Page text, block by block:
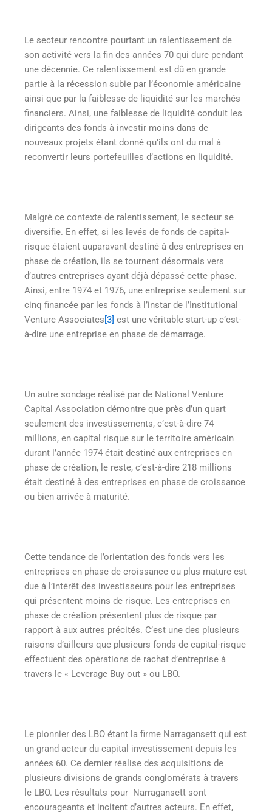
Le secteur rencontre pourtant un ralentissement de
son activité vers la fin des années 70 qui dure pendant
une décennie. Ce ralentissement est dû en grande
partie à la récession subie par l’économie américaine
ainsi que par la faiblesse de liquidité sur les marchés
financiers. Ainsi, une faiblesse de liquidité conduit les
dirigeants des fonds à investir moins dans de
nouveaux projets étant donné qu’ils ont du mal à
reconvertir leurs portefeuilles d’actions en liquidité.
Malgré ce contexte de ralentissement, le secteur se
diversifie. En effet, si les levés de fonds de capital-
risque étaient auparavant destiné à des entreprises en
phase de création, ils se tournent désormais vers
d’autres entreprises ayant déjà dépassé cette phase.
Ainsi, entre 1974 et 1976, une entreprise seulement sur
cinq financée par les fonds à l’instar de l’Institutional
Venture Associates[3] est une véritable start-up c’est-
à-dire une entreprise en phase de démarrage.
Un autre sondage réalisé par de National Venture
Capital Association démontre que près d’un quart
seulement des investissements, c’est-à-dire 74
millions, en capital risque sur le territoire américain
durant l’année 1974 était destiné aux entreprises en
phase de création, le reste, c’est-à-dire 218 millions
était destiné à des entreprises en phase de croissance
ou bien arrivée à maturité.
Cette tendance de l’orientation des fonds vers les
entreprises en phase de croissance ou plus mature est
due à l’intérêt des investisseurs pour les entreprises
qui présentent moins de risque. Les entreprises en
phase de création présentent plus de risque par
rapport à aux autres précités. C’est une des plusieurs
raisons d’ailleurs que plusieurs fonds de capital-risque
effectuent des opérations de rachat d’entreprise à
travers le « Leverage Buy out » ou LBO.
Le pionnier des LBO étant la firme Narragansett qui est
un grand acteur du capital investissement depuis les
années 60. Ce dernier réalise des acquisitions de
plusieurs divisions de grands conglomérats à travers
le LBO. Les résultats pour Narragansett sont
encourageants et incitent d’autres acteurs. En effet,